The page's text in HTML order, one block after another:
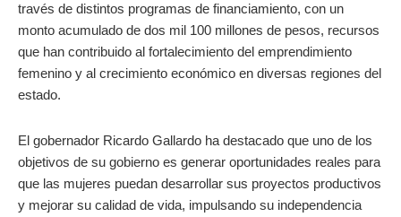
través de distintos programas de financiamiento, con un
monto acumulado de dos mil 100 millones de pesos, recursos
que han contribuido al fortalecimiento del emprendimiento
femenino y al crecimiento económico en diversas regiones del
estado.
El gobernador Ricardo Gallardo ha destacado que uno de los
objetivos de su gobierno es generar oportunidades reales para
que las mujeres puedan desarrollar sus proyectos productivos
y mejorar su calidad de vida, impulsando su independencia